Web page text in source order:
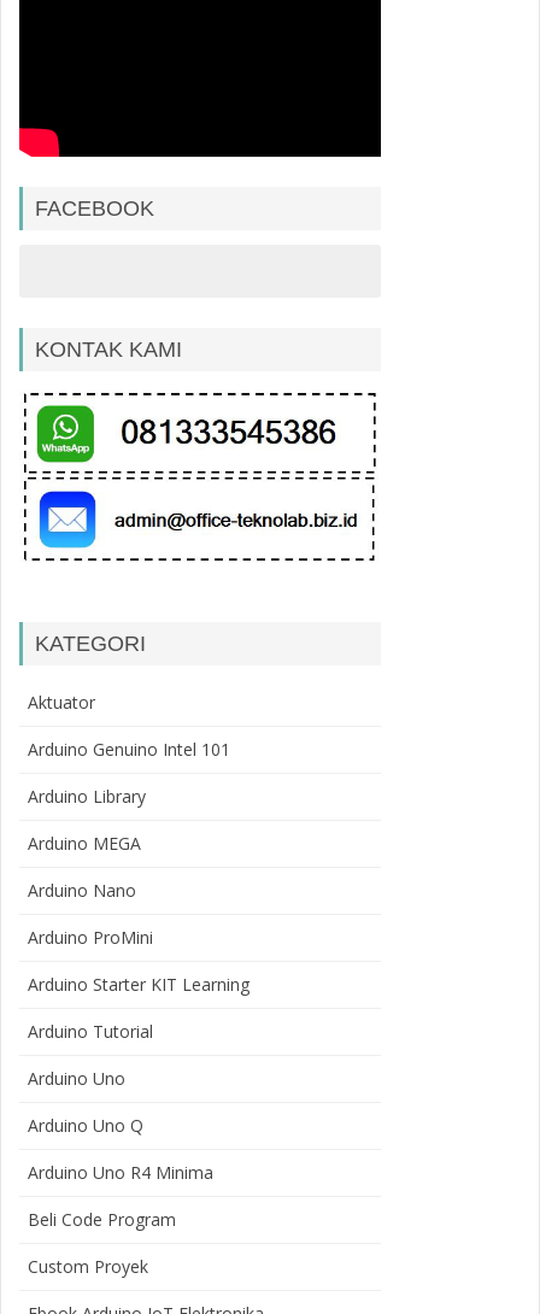
FACEBOOK
KONTAK KAMI
KATEGORI
Aktuator
Arduino Genuino Intel 101
Arduino Library
Arduino MEGA
Arduino Nano
Arduino ProMini
Arduino Starter KIT Learning
Arduino Tutorial
Arduino Uno
Arduino Uno Q
Arduino Uno R4 Minima
Beli Code Program
Custom Proyek